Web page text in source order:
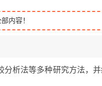
内容！
析法等多种研究方法，